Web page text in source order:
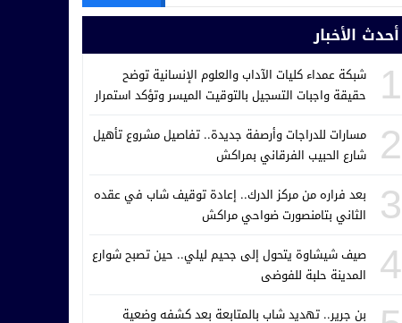
أحدث الأخبار
1
شبكة عمداء كليات الآداب والعلوم الإنسانية توضح
حقيقة واجبات التسجيل بالتوقيت الميسر وتؤكد استمرار
2
مسارات للدراجات وأرصفة جديدة.. تفاصيل مشروع تأهيل
شارع الحبيب الفرقاني بمراكش
3
بعد فراره من مركز الدرك.. إعادة توقيف شاب في عقده
الثاني بتامنصورت ضواحي مراكش
4
صيف شيشاوة يتحول إلى جحيم ليلي.. حين تصبح شوارع
المدينة حلبة للفوضى
بن جرير.. تهديد شاب بالمتابعة بعد كشفه وضعية